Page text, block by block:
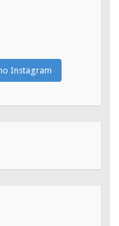
Instagram